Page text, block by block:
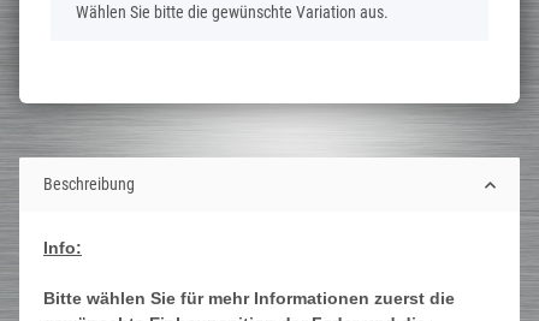
x
Wählen Sie bitte die gewünschte Variation aus.
Beschreibung
Info:
Bitte wählen Sie für mehr Informationen zuerst die